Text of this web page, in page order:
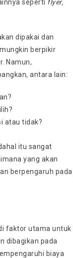
seperti flyer,
dipakai dan
berpikir
Namun,
antara lain:
atau tidak?
itu sangat
yang akan
berpengaruh pada
faktor utama untuk
dibagikan pada
biaya